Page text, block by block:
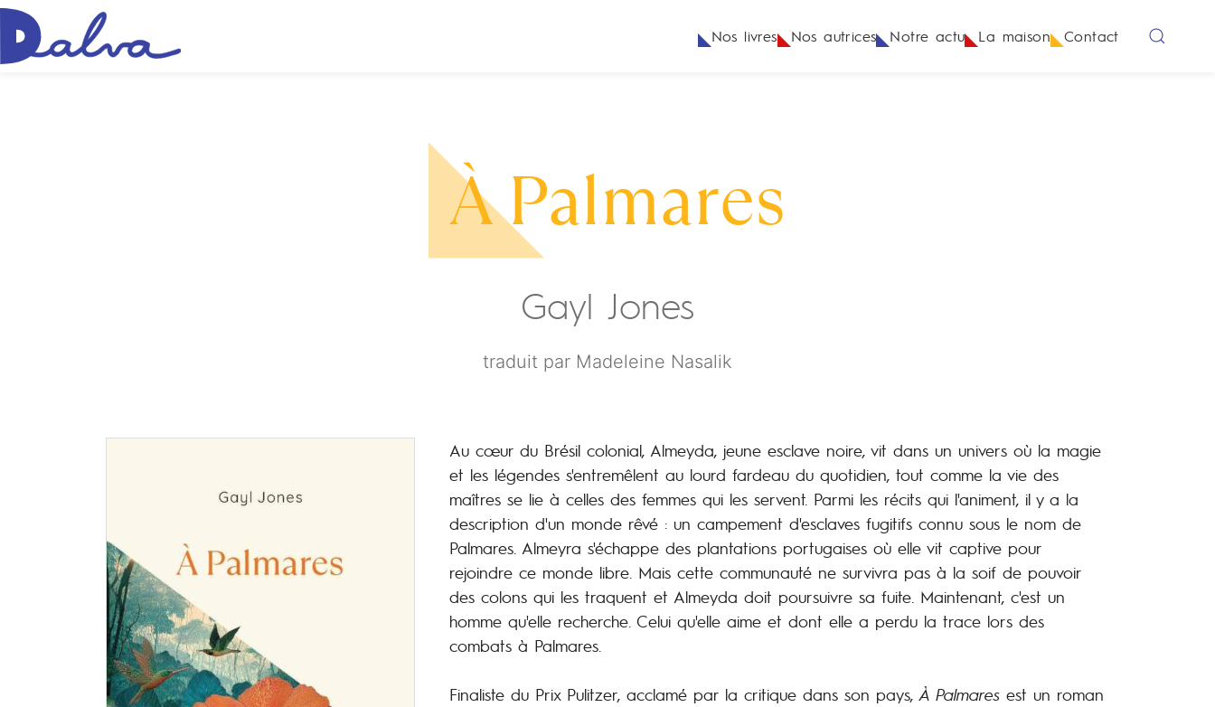
Nos livres Nos autrices Notre actu La maison Contact
À Palmares
Gayl Jones
traduit par Madeleine Nasalik
Au cœur du Brésil colonial, Almeyda, jeune esclave noire, vit dans un univers où la magie
et les légendes s'entremêlent au lourd fardeau du quotidien, tout comme la vie des
maîtres se lie à celles des femmes qui les servent. Parmi les récits qui l'animent, il y a la
description d'un monde rêvé : un campement d'esclaves fugitifs connu sous le nom de
Palmares. Almeyra s'échappe des plantations portugaises où elle vit captive pour
rejoindre ce monde libre. Mais cette communauté ne survivra pas à la soif de pouvoir
des colons qui les traquent et Almeyda doit poursuivre sa fuite. Maintenant, c'est un
homme qu'elle recherche. Celui qu'elle aime et dont elle a perdu la trace lors des
combats à Palmares.
Finaliste du Prix Pulitzer, acclamé par la critique dans son pays, À​ Palmares est un roman